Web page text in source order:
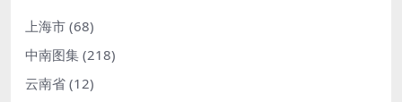
上海市 (68)
中南图集 (218)
云南省 (12)